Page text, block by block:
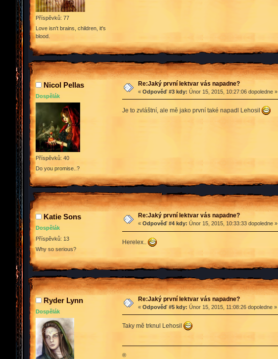
Příspěvků: 77
Love isn't brains, children, it's
blood.
Nicol Pellas
Dospělák
Příspěvků: 40
Do you promise..?
Re:Jaký první lektvar vás napadne?
« Odpověď #3 kdy: Únor 15, 2015, 10:27:06 dopoledne »
Je to zvláštní, ale mě jako první také napadl Lehosil
Katie Sons
Dospělák
Příspěvků: 13
Why so serious?
Re:Jaký první lektvar vás napadne?
« Odpověď #4 kdy: Únor 15, 2015, 10:33:33 dopoledne »
Herelex..
Ryder Lynn
Dospělák
Re:Jaký první lektvar vás napadne?
« Odpověď #5 kdy: Únor 15, 2015, 11:08:26 dopoledne »
Taky mě trknul Lehosil
®